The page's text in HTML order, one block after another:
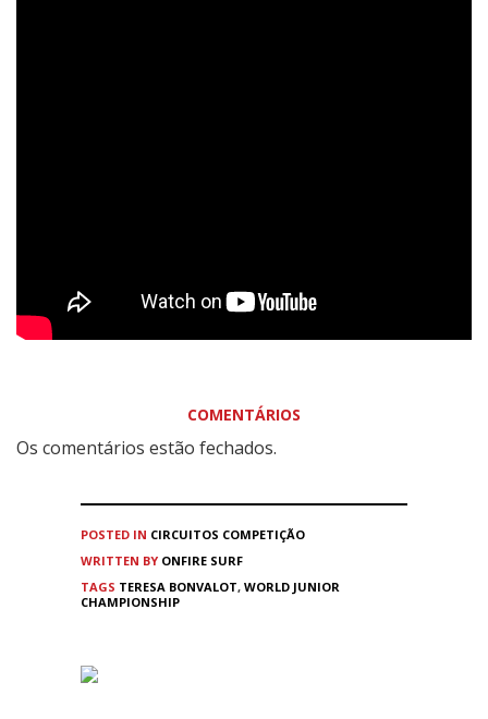
COMENTÁRIOS
Os comentários estão fechados.
POSTED IN CIRCUITOS COMPETIÇÃO
WRITTEN BY ONFIRE SURF
TAGS TERESA BONVALOT, WORLD JUNIOR
CHAMPIONSHIP